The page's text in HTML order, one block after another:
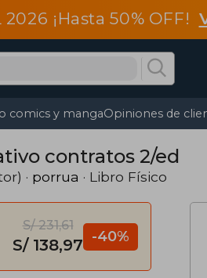
¡Hasta 50% OFF!
comics y mangaOpiniones de
contratos 2/ed
· porrua · Libro Físico
S/ 231,61
S/ 138,97 -40%